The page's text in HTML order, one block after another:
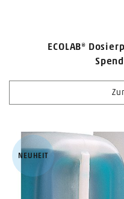
ECOLAB®
NEUHEIT